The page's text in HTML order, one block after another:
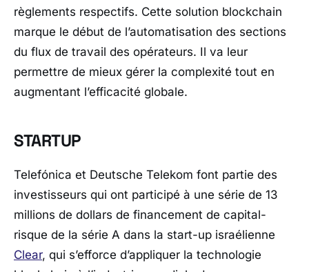
règlements respectifs. Cette solution blockchain
marque le début de l’automatisation des sections
du flux de travail des opérateurs. Il va leur
permettre de mieux gérer la complexité tout en
augmentant l’efficacité globale.
STARTUP
Telefónica et Deutsche Telekom font partie des
investisseurs qui ont participé à une série de 13
millions de dollars de financement de capital-
risque de la série A dans la start-up israélienne
Clear, qui s’efforce d’appliquer la technologie